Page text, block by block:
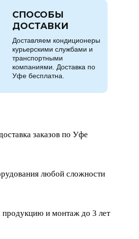
Доставляем кондиционеры
курьерскими службами и
транспортными
компаниями. Доставка по
Уфе бесплатна.
СПОСОБЫ
ДОСТАВКИ
заказов по Уфе
любой сложности
продукцию и монтаж до 3 лет